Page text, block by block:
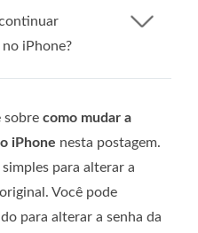
iPhone?
sobre como mudar a
iPhone nesta postagem.
para alterar a
Você pode
para alterar a senha da